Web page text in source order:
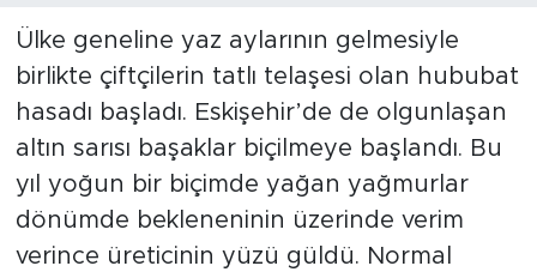
Ülke geneline yaz aylarının gelmesiyle
birlikte çiftçilerin tatlı telaşesi olan hububat
hasadı başladı. Eskişehir’de de olgunlaşan
altın sarısı başaklar biçilmeye başlandı. Bu
yıl yoğun bir biçimde yağan yağmurlar
dönümde bekleneninin üzerinde verim
verince üreticinin yüzü güldü. Normal